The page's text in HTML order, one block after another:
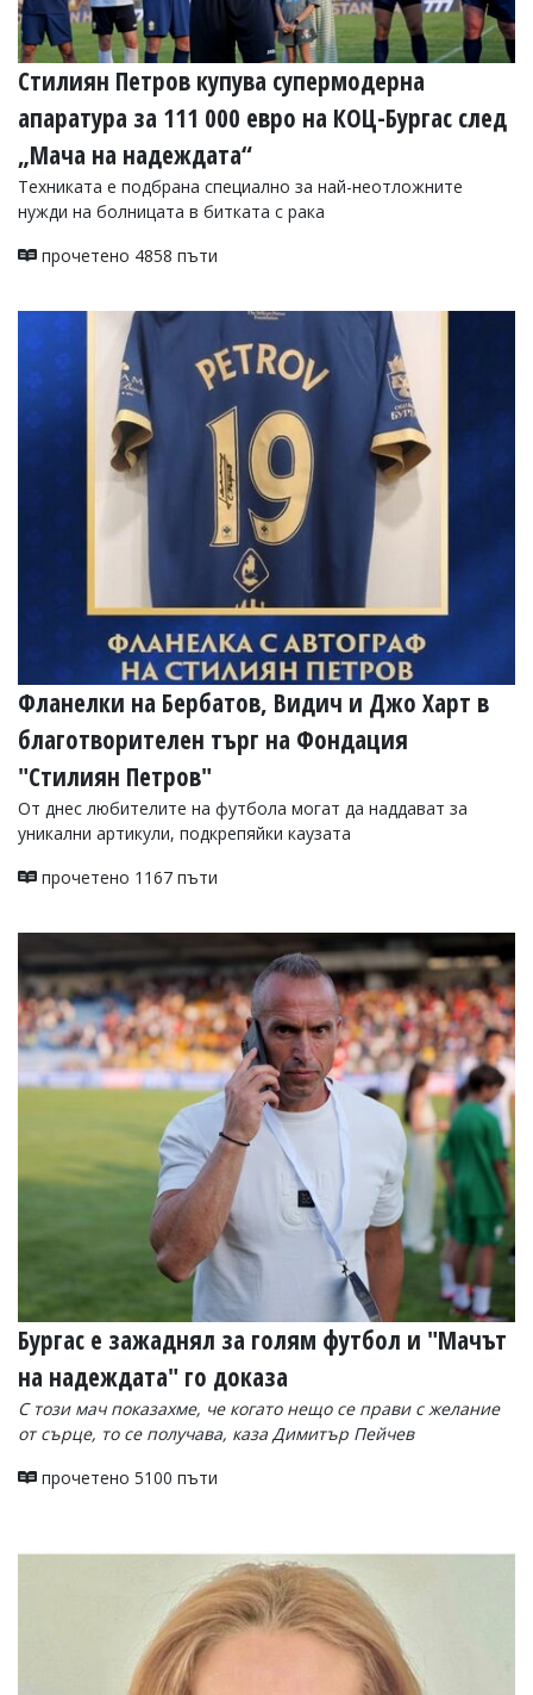
Стилиян Петров купува супермодерна
апаратура за 111 000 евро на КОЦ-Бургас след
„Мача на надеждата“
Техниката е подбрана специално за най-неотложните
нужди на болницата в битката с рака
прочетено 4858 пъти
Фланелки на Бербатов, Видич и Джо Харт в
благотворителен търг на Фондация
"Стилиян Петров"
От днес любителите на футбола могат да наддават за
уникални артикули, подкрепяйки каузата
прочетено 1167 пъти
Бургас е зажаднял за голям футбол и "Мачът
на надеждата" го доказа
С този мач показахме, че когато нещо се прави с желание
от сърце, то се получава, каза Димитър Пейчев
прочетено 5100 пъти